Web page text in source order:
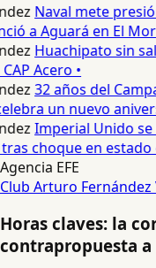
Naval mete
a Aguará en El
Huachipato sin
Acero •
32 años del
un nuevo
Imperial Unido
choque en estado
Agencia EFE
Club Arturo Fernández
Horas claves: la
contrapropuesta a